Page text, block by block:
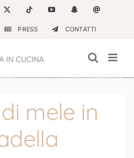
Tiktok YouTubeSnapchatEmail
PRESS CONTATTI
mele in